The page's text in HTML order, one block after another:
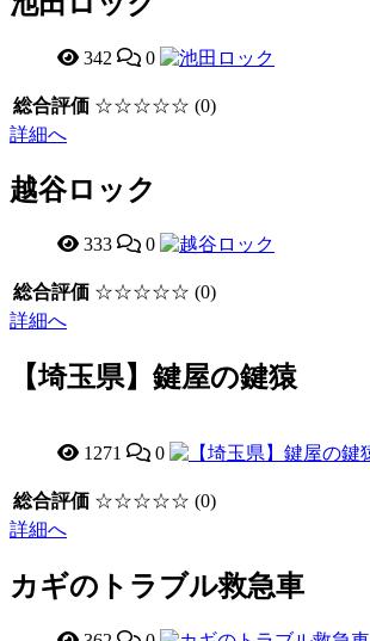
342 0
総合評価 ☆☆☆☆☆ (0)
詳細へ
越谷ロック
333 0
総合評価 ☆☆☆☆☆ (0)
詳細へ
【埼玉県】鍵屋の鍵猿
1271 0
総合評価 ☆☆☆☆☆ (0)
詳細へ
カギのトラブル救急車